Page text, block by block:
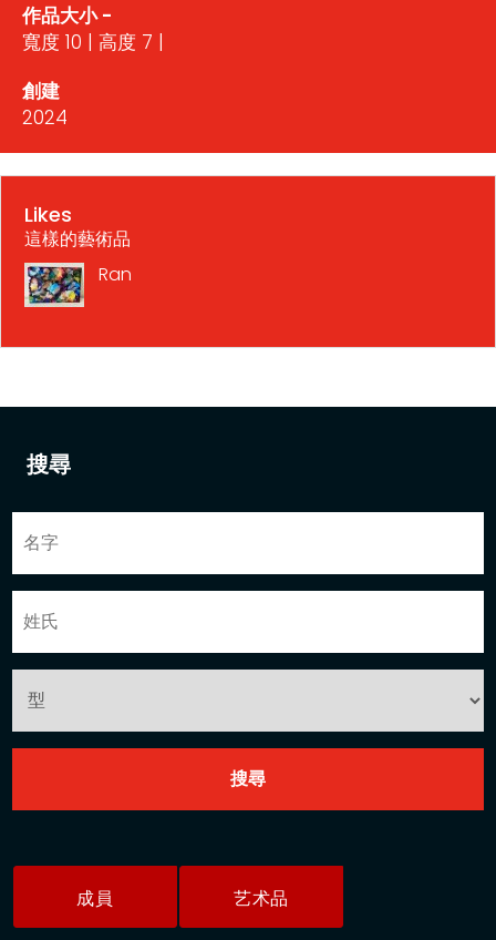
搜尋
成員 艺术品
作品大小 -
寬度 10 | 高度 7 |
創建
2024
Likes
這樣的藝術品
Ran